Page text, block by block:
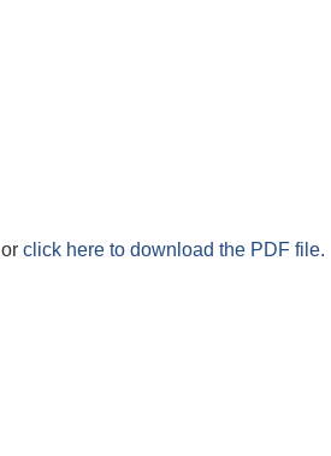
or click here to download the PDF file.